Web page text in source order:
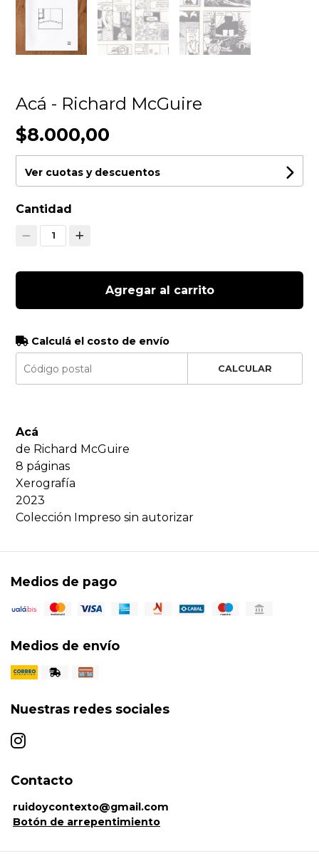
Acá - Richard McGuire
$8.000,00
Ver cuotas y descuentos
Cantidad
1
Agregar al carrito
Calculá el costo de envío
CALCULAR
Acá
de Richard McGuire
8 páginas
Xerografía
2023
Colección Impreso sin autorizar
Medios de pago
Medios de envío
Nuestras redes sociales
Contacto
ruidoycontexto@gmail.com
Botón de arrepentimiento